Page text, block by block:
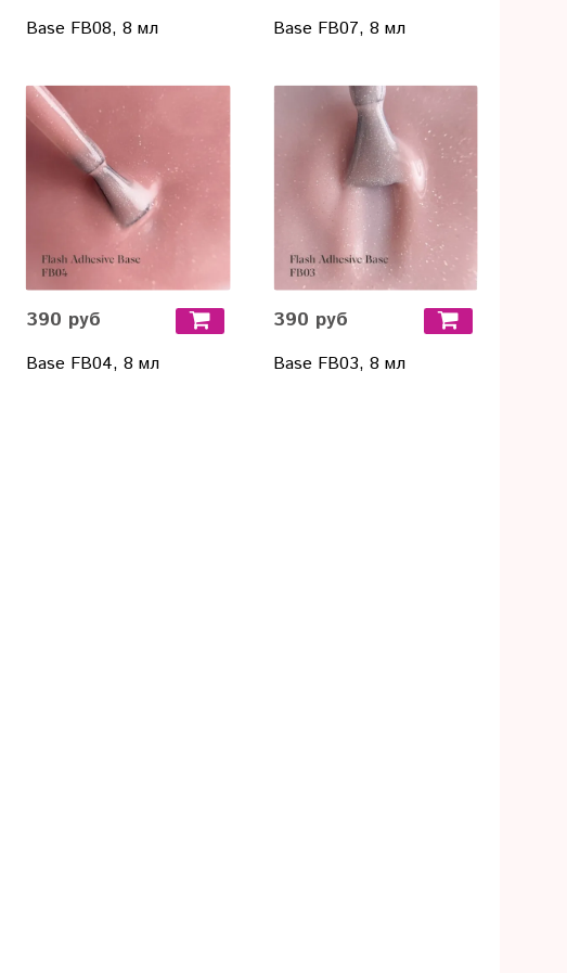
Base FB08, 8 мл Base FB07, 8 мл
390 руб
Base FB04, 8 мл
390 руб
Base FB03, 8 мл